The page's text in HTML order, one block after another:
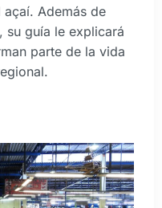
Además de
su guía le explicará
parte de la vida